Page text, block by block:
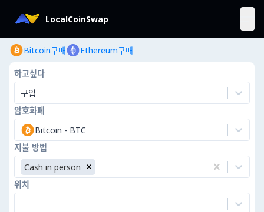
LocalCoinSwap
Bitcoin구매 Ethereum구매
하고싶다
구입
암호화폐
Bitcoin - BTC
지불 방법
Cash in person
위치